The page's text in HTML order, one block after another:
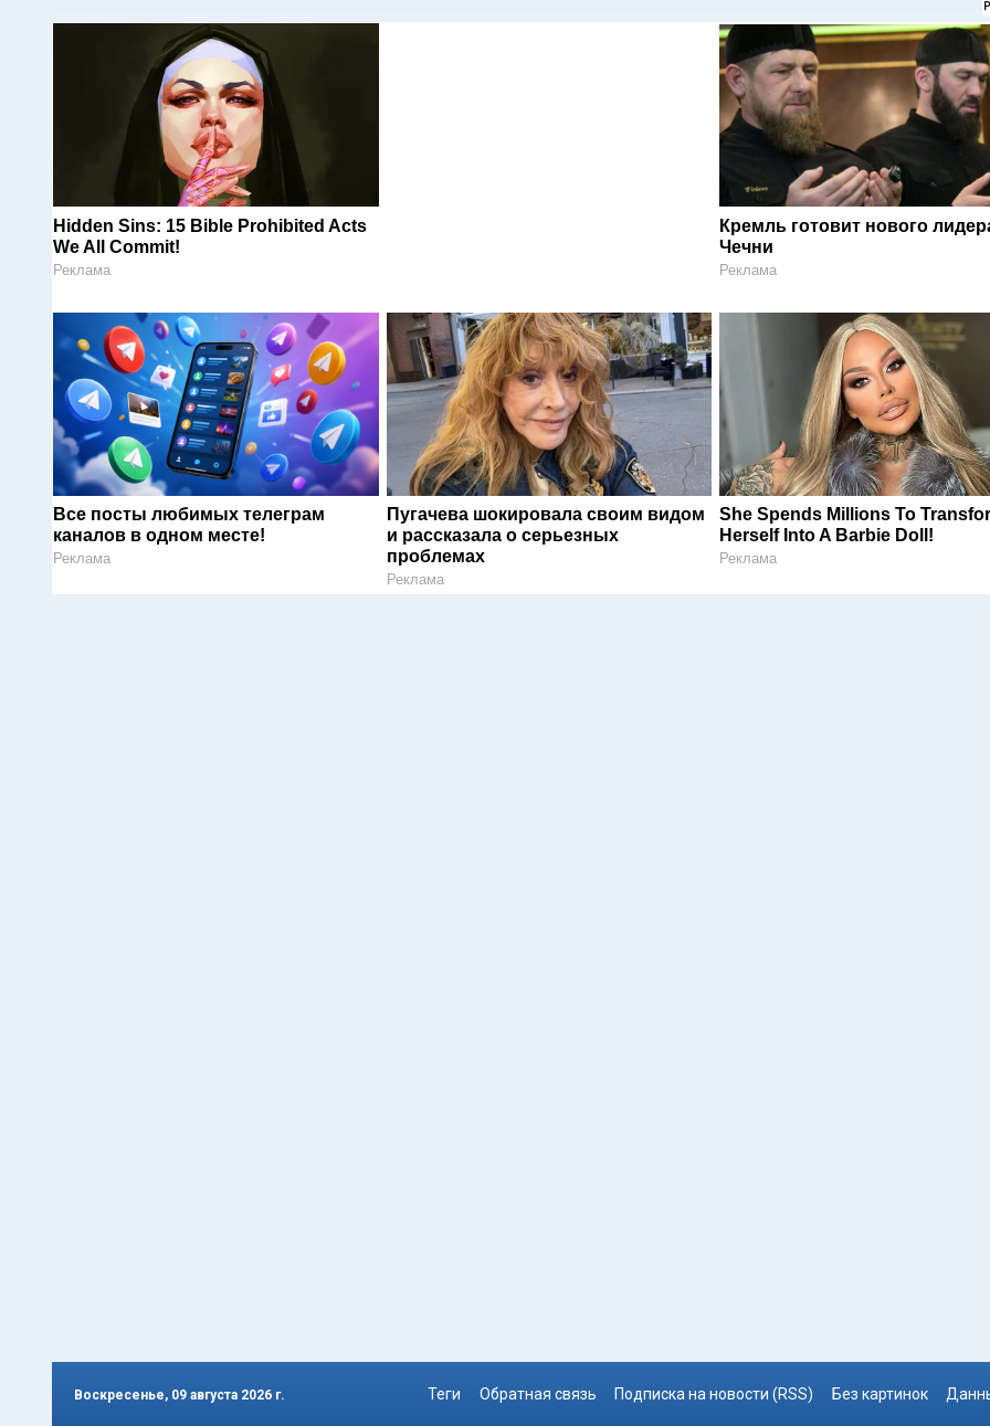
Hidden Sins: 15 Bible Prohibited Acts
We All Commit!
Реклама
Кремль готовит нового
Чечни
Реклама
Все посты любимых телеграм
каналов в одном месте!
Реклама
Пугачева шокировала своим видом
и рассказала о серьезных
проблемах
Реклама
She Spends Millions To
Herself Into A Barbie Doll!
Реклама
Воскресенье, 09 августа 2026 г. Теги Обратная связь Подписка на новости (RSS) Без картинок